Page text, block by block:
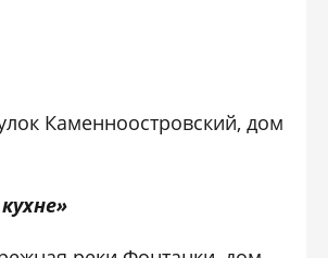
Каменноостровский, дом